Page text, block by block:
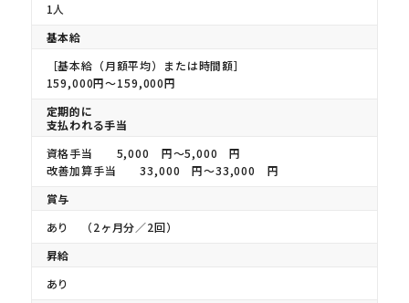
1人
基本給
［基本給（月額平均）または時間額］
159,000円〜159,000円
定期的に
支払われる手当
資格手当 5,000 円〜5,000 円
改善加算手当 33,000 円〜33,000 円
賞与
あり （2ヶ月分／2回）
昇給
あり